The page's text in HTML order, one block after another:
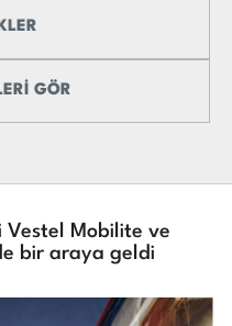
GÖR
Vestel Mobilite ve
bir araya geldi